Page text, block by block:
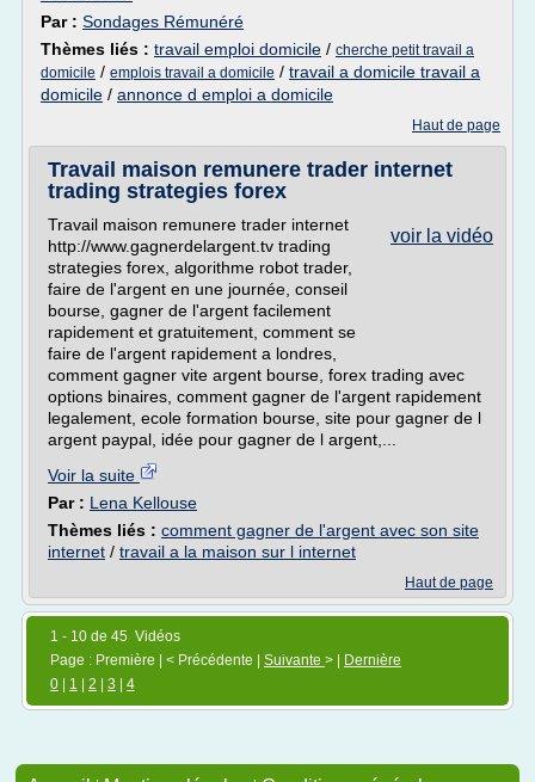
Par : Sondages Rémunéré
Thèmes liés : travail emploi domicile / cherche petit travail a
domicile / emplois travail a domicile / travail a domicile travail a
domicile / annonce d emploi a domicile
Haut de page
Travail maison remunere trader internet
trading strategies forex
voir la vidéo
Travail maison remunere trader internet
http://www.gagnerdelargent.tv trading
strategies forex, algorithme robot trader,
faire de l'argent en une journée, conseil
bourse, gagner de l'argent facilement
rapidement et gratuitement, comment se
faire de l'argent rapidement a londres,
comment gagner vite argent bourse, forex trading avec
options binaires, comment gagner de l'argent rapidement
legalement, ecole formation bourse, site pour gagner de l
argent paypal, idée pour gagner de l argent,...
Voir la suite
Par : Lena Kellouse
Thèmes liés : comment gagner de l'argent avec son site
internet / travail a la maison sur l internet
Haut de page
1 - 10 de 45 Vidéos
Page : Première | < Précédente | Suivante > |
Dernière
0
1 2 3 4